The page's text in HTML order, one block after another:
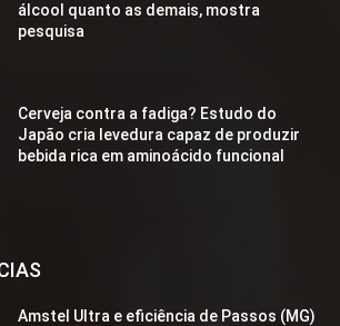
álcool quanto as demais, mostra
pesquisa
Cerveja contra a fadiga? Estudo do
Japão cria levedura capaz de produzir
bebida rica em aminoácido funcional
Amstel Ultra e eficiência de Passos (MG)